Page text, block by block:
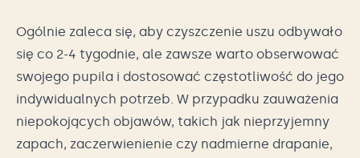
Ogólnie zaleca się, aby czyszczenie uszu odbywało
się co 2-4 tygodnie, ale zawsze warto obserwować
swojego pupila i dostosować częstotliwość do jego
indywidualnych potrzeb. W przypadku zauważenia
niepokojących objawów, takich jak nieprzyjemny
zapach, zaczerwienienie czy nadmierne drapanie,